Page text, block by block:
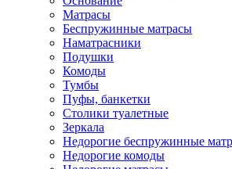
Матрасы
Беспружинные матрасы
Наматрасники
Подушки
Комоды
Тумбы
Пуфы, банкетки
Столики туалетные
Зеркала
Недорогие беспружинные
Недорогие комоды